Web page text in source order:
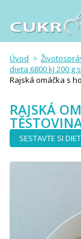
Úvod
dieta 6800 kJ 200 g
Rajská omáčka s
RAJSKÁ
SESTAVTE SI